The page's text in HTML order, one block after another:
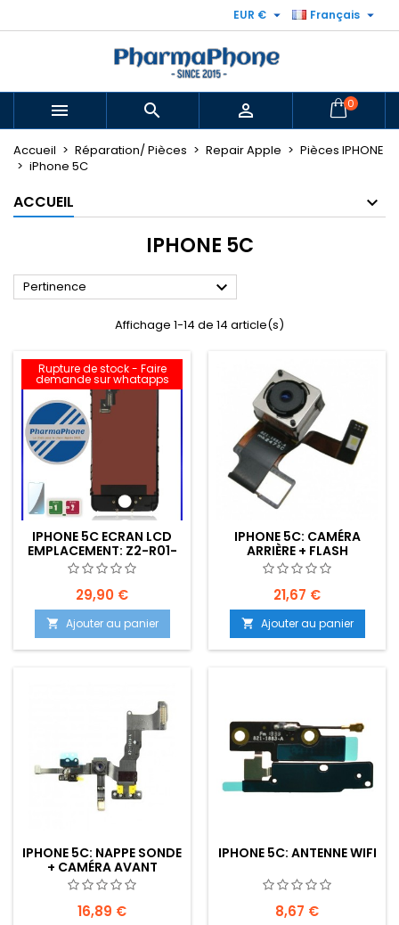
Français 
EUR € 
   0
Accueil Réparation/ Pièces Repair Apple
Pièces IPHONE
iPhone 5C
ACCUEIL
IPHONE 5C
Pertinence 
Affichage 1-14 de 14 article(s)
Rupture de stock - Faire
demande sur whatapps
IPHONE 5C ECRAN LCD
EMPLACEMENT: Z2-R01-
E01
29,90 €
 Ajouter au panier
IPHONE 5C: CAMÉRA
ARRIÈRE + FLASH
21,67 €
 Ajouter au panier
IPHONE 5C: NAPPE SONDE
+ CAMÉRA AVANT
16,89 €
IPHONE 5C: ANTENNE WIFI
8,67 €